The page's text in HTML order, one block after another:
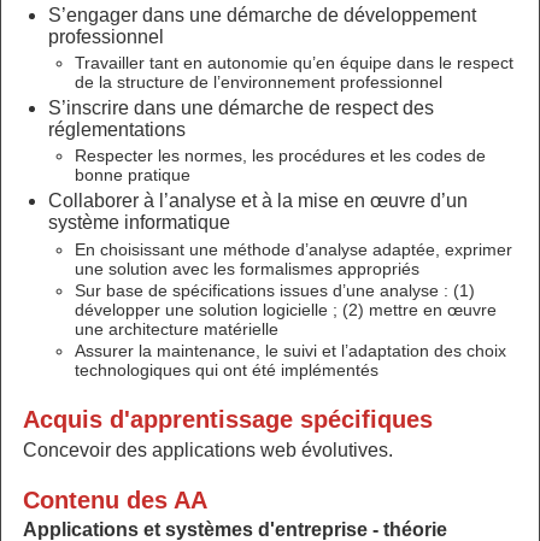
S’engager dans une démarche de développement
professionnel
Travailler tant en autonomie qu’en équipe dans le respect
de la structure de l’environnement professionnel
S’inscrire dans une démarche de respect des
réglementations
Respecter les normes, les procédures et les codes de
bonne pratique
Collaborer à l’analyse et à la mise en œuvre d’un
système informatique
En choisissant une méthode d’analyse adaptée, exprimer
une solution avec les formalismes appropriés
Sur base de spécifications issues d’une analyse : (1)
développer une solution logicielle ; (2) mettre en œuvre
une architecture matérielle
Assurer la maintenance, le suivi et l’adaptation des choix
technologiques qui ont été implémentés
Acquis d'apprentissage spécifiques
Concevoir des applications web évolutives.
Contenu des AA
Applications et systèmes d'entreprise - théorie